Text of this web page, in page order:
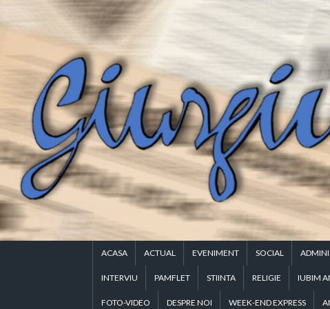
to
ACASA ACTUAL EVENIMENT SOCIAL
INTERVIU PAMFLET STIINTA RELIGIE IUBIM
FOTO-VIDEO DESPRE NOI WEEK-END EXPRESS